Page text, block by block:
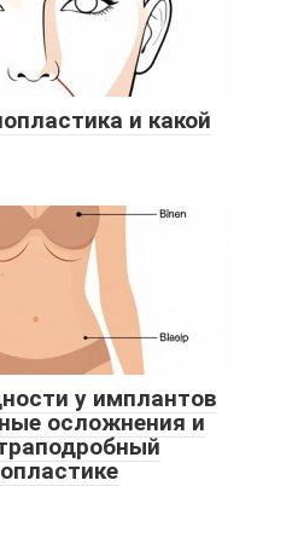
и какой
у имплантов
осложнения и